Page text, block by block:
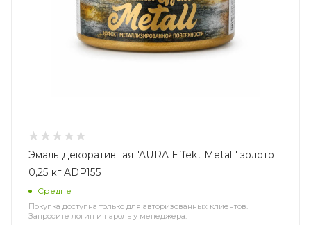
Эмаль декоративная "AURA Effekt Metall" золото
0,25 кг ADP155
Средне
Покупка доступна только для авторизованных клиентов.
Запросите логин и пароль у менеджера.